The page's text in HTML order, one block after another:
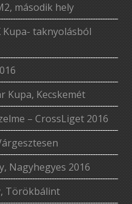
második hely
Kupa- taknyolásból
Kupa, Kecskemét
– CrossLiget 2016
Nagyhegyes 2016
Törökbálint